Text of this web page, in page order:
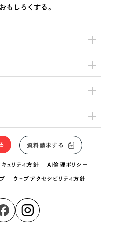
もしろくする。
資料請求する
ュリティ方針 AI倫理ポリシー
ウェブアクセシビリティ方針